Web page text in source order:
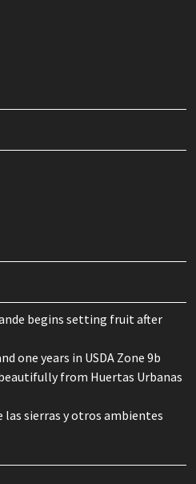
begins setting fruit after
one years in USDA Zone 9b
from Huertas Urbanas
las sierras y otros ambientes